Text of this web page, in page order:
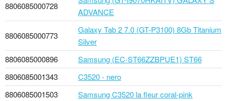
8806085000728
ADVANCE
8806085000773
Galaxy Tab 2 7.0 (GT-P3100) 8Gb Titanium
Silver
8806085000896
Samsung (EC-ST66ZZBPUE1) ST66
8806085001343
C3520 - nero
8806085001503
Samsung C3520 la fleur coral-pink